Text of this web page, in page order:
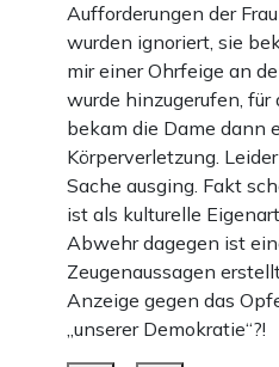
Aufforderungen der
wurden ignoriert, sie
mir einer Ohrfeige an
wurde hinzugerufen,
bekam die Dame dann
Körperverletzung.
Sache ausging. Fakt
ist als kulturelle
Abwehr dagegen ist
Zeugenaussagen
Anzeige gegen das
„unserer Demokratie“?!